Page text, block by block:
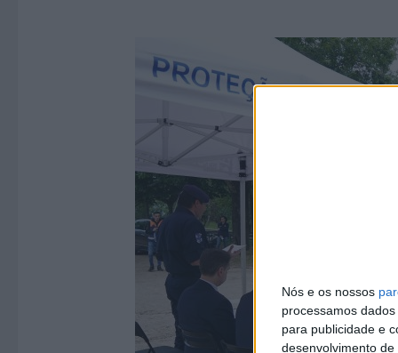
Nós e os nossos
processamos
para publicidade e
desenvolvimento de